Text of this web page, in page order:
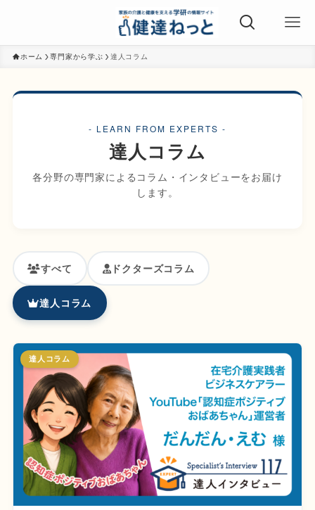
ホーム 専門家から学ぶ 達人コラム
- LEARN FROM EXPERTS -
達人コラム
各分野の専門家によるコラム・インタビューをお届け
します。
すべて ドクターズコラム
達人コラム
達人コラム